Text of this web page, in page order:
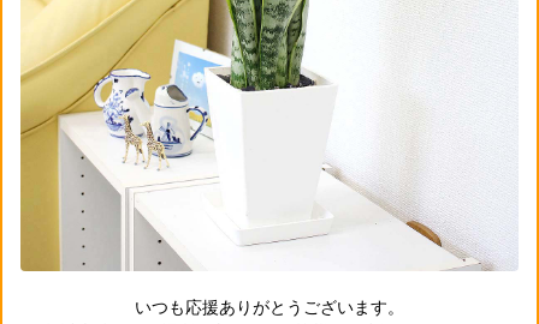
いつも応援ありがとうございます。